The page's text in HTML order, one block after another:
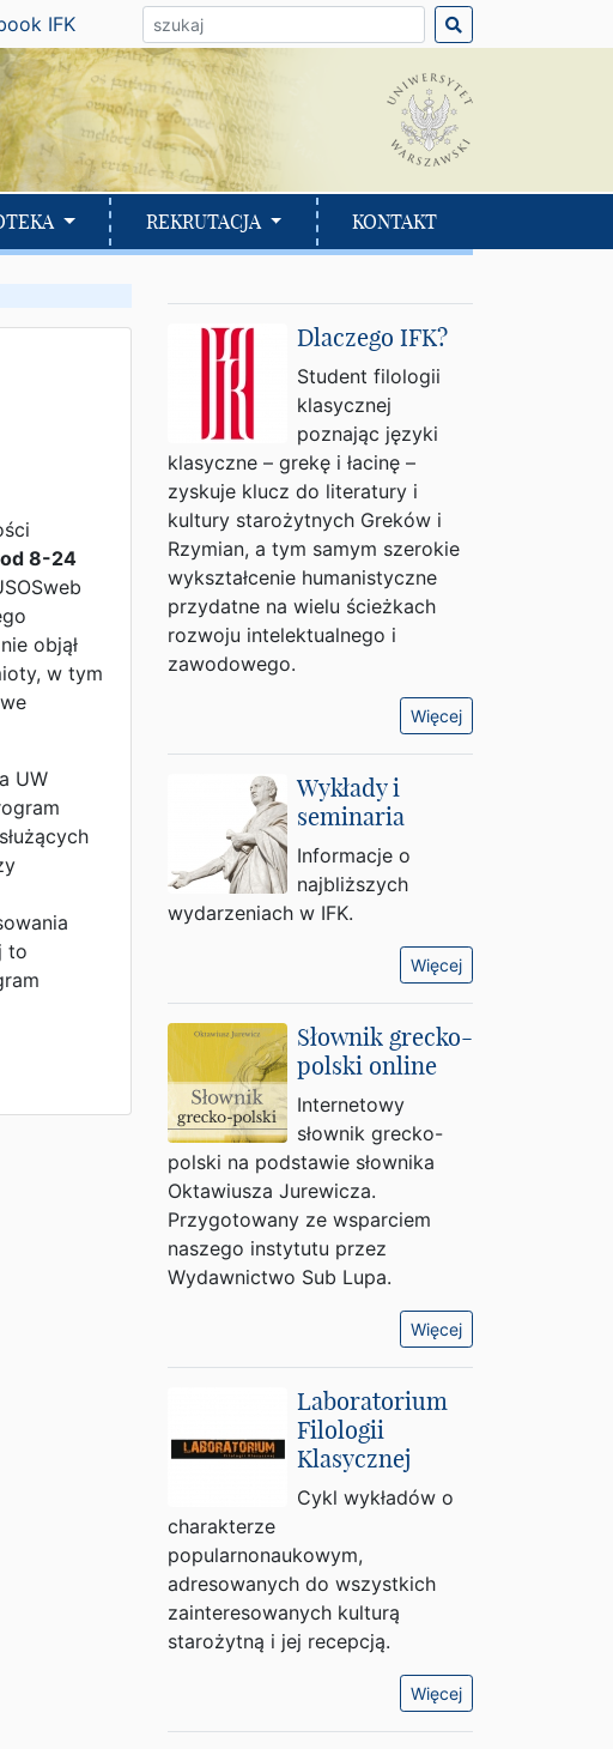
IFK
Hasło do wyszukania:
REKRUTACJA KONTAKT
8-24
objął
w tym
UW
to
Dlaczego IFK?
Student filologii
klasycznej
poznając języki
klasyczne – grekę i łacinę –
zyskuje klucz do literatury i
kultury starożytnych Greków i
Rzymian, a tym samym szerokie
wykształcenie humanistyczne
przydatne na wielu ścieżkach
rozwoju intelektualnego i
zawodowego.
Więcej
Wykłady i
seminaria
Informacje o
najbliższych
wydarzeniach w IFK.
Więcej
Słownik grecko-
polski online
Internetowy
słownik grecko-
polski na podstawie słownika
Oktawiusza Jurewicza.
Przygotowany ze wsparciem
naszego instytutu przez
Wydawnictwo Sub Lupa.
Więcej
Laboratorium
Filologii
Klasycznej
Cykl wykładów o
charakterze
popularnonaukowym,
adresowanych do wszystkich
zainteresowanych kulturą
starożytną i jej recepcją.
Więcej